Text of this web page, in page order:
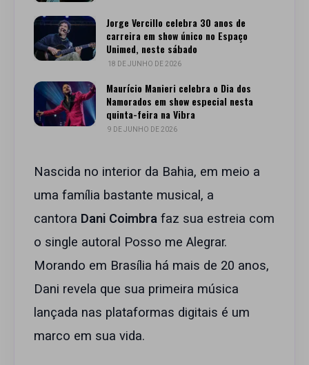
Jorge Vercillo celebra 30 anos de
carreira em show único no Espaço
Unimed, neste sábado
18 DE JUNHO DE 2026
Maurício Manieri celebra o Dia dos
Namorados em show especial nesta
quinta-feira na Vibra
9 DE JUNHO DE 2026
Nascida no interior da Bahia, em meio a
uma família bastante musical, a
cantora Dani Coimbrafaz sua estreia com
o single autoral Posso me Alegrar.
Morando em Brasília há mais de 20 anos,
Dani revela que sua primeira música
lançada nas plataformas digitais é um
marco em sua vida.